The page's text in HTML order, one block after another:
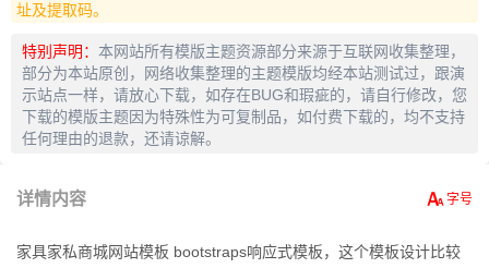
址及提取码。
特别声明： 本网站所有模版主题资源部分来源于互联网收集整理，
部分为本站原创，网络收集整理的主题模版均经本站测试过，跟演
示站点一样，请放心下载，如存在BUG和瑕疵的，请自行修改，您
下载的模版主题因为特殊性为可复制品，如付费下载的，均不支持
任何理由的退款，还请谅解。
详情内容
家具家私商城网站模板 bootstraps响应式模板，这个模板设计比较